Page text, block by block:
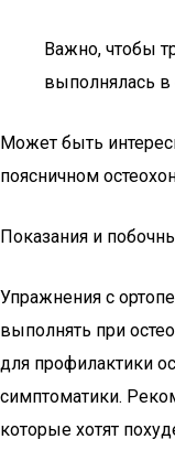
Важно, чтобы
выполнялась
Может быть
поясничном
Показания и
Упражнения с
выполнять при
для профилактики
симптоматики.
которые хотят